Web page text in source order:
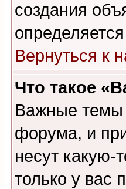
создания
Вернуться к
Что такое
Важные темы
форума, и
несут
только у вас